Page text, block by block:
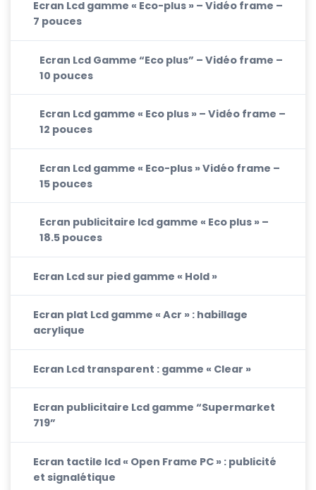
Ecran Lcd gamme « Eco-plus » – Vidéo frame –
7 pouces
Ecran Lcd Gamme “Eco plus” – Vidéo frame –
10 pouces
Ecran Lcd gamme « Eco plus » – Vidéo frame –
12 pouces
Ecran Lcd gamme « Eco-plus » Vidéo frame –
15 pouces
Ecran publicitaire lcd gamme « Eco plus » –
18.5 pouces
Ecran Lcd sur pied gamme « Hold »
Ecran plat Lcd gamme « Acr » : habillage
acrylique
Ecran Lcd transparent : gamme « Clear »
Ecran publicitaire Lcd gamme “Supermarket
719”
Ecran tactile lcd « Open Frame PC » : publicité
et signalétique